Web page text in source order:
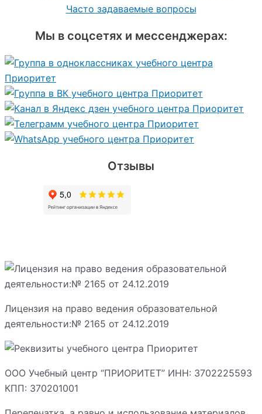
Часто задаваемые вопросы
Мы в соцсетях и мессенджерах:
Отзывы
Лицензия на право ведения образовательной
деятельности:№ 2165 от 24.12.2019
ООО Учебный центр “ПРИОРИТЕТ” ИНН: 3702225593
КПП: 370201001